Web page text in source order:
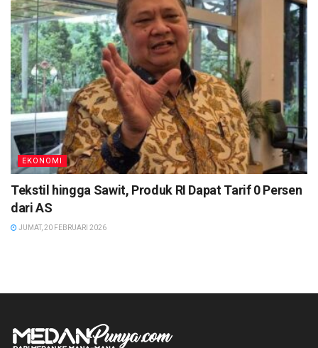
EKONOMI
Tekstil hingga Sawit, Produk RI Dapat Tarif 0 Persen
dari AS
JUMAT, 20 FEBRUARI 2026